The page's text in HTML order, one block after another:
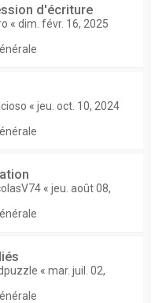
d'écriture
« dim. févr. 16, 2025
« jeu. oct. 10, 2024
« jeu. août 08,
« mar. juil. 02,